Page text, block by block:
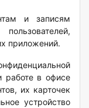
и записям
приложений.
работе в офисе
их карточек
устройство